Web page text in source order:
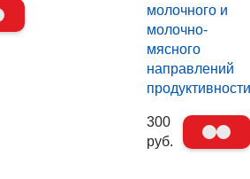
молочного и
молочно-
мясного
направлений
продуктивности
300
руб.